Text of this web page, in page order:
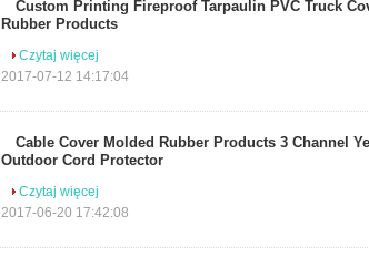
Custom Printing Fireproof Tarpaulin PVC Truck
Rubber Products
Czytaj więcej
2017-07-12 14:17:04
Cable Cover Molded Rubber Products 3 Channel
Outdoor Cord Protector
Czytaj więcej
2017-06-20 17:42:08